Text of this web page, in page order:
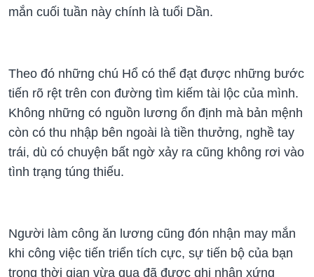
mắn cuối tuần này chính là tuổi Dần.
Theo đó những chú Hổ có thể đạt được những bước
tiến rõ rệt trên con đường tìm kiếm tài lộc của mình.
Không những có nguồn lương ổn định mà bản mệnh
còn có thu nhập bên ngoài là tiền thưởng, nghề tay
trái, dù có chuyện bất ngờ xảy ra cũng không rơi vào
tình trạng túng thiếu.
Người làm công ăn lương cũng đón nhận may mắn
khi công việc tiến triển tích cực, sự tiến bộ của bạn
trong thời gian vừa qua đã được ghi nhận xứng